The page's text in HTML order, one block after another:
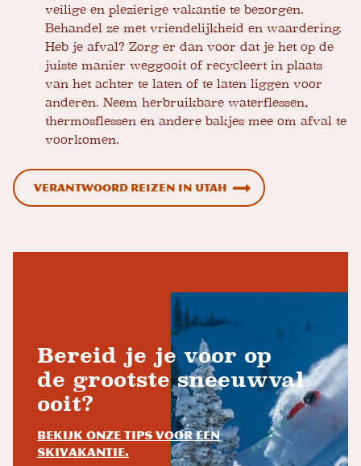
veilige en plezierige vakantie te bezorgen.
Behandel ze met vriendelijkheid en waardering.
Heb je afval? Zorg er dan voor dat je het op de
juiste manier weggooit of recycleert in plaats
van het achter te laten of te laten liggen voor
anderen. Neem herbruikbare waterflessen,
thermosflessen en andere bakjes mee om afval te
voorkomen.
Verantwoord reizen in Utah
Bereid je je voor op
de grootste sneeuwval
ooit?
Bekijk onze tips voor een
skivakantie.